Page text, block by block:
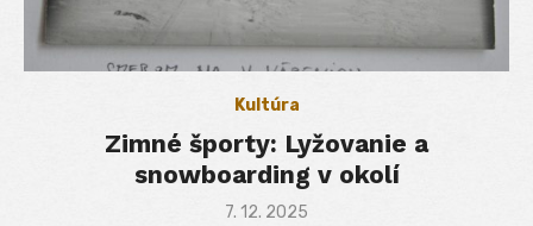
Kultúra
Zimné športy: Lyžovanie a
snowboarding v okolí
Posted
7. 12. 2025